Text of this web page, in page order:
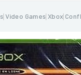
Video Games Xbox